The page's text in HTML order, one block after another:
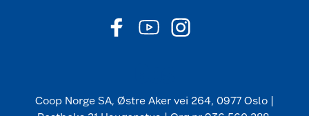
Coop Norge SA, Østre Aker vei 264, 0977 Oslo |